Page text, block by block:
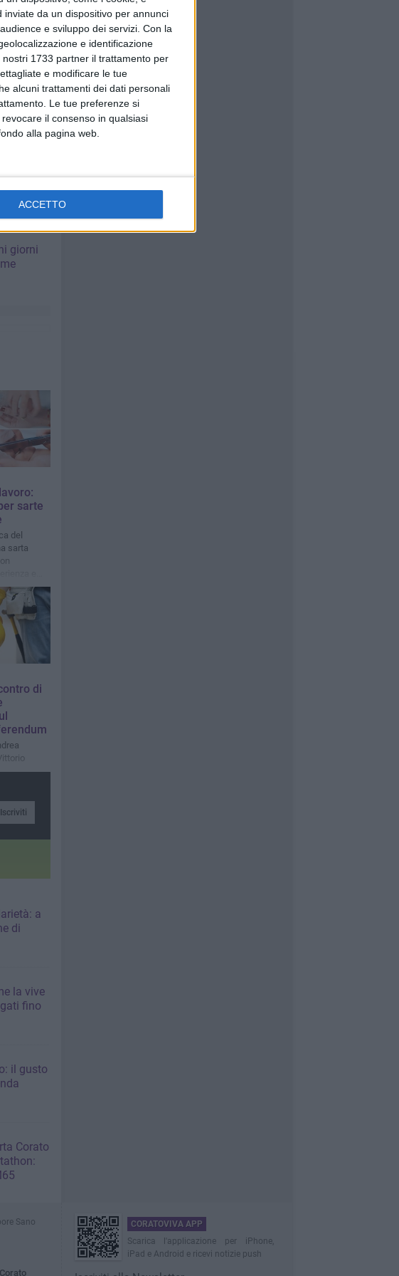
da un dispositivo per annunci
e sviluppo dei servizi. Con la
e identificazione
1733 partner il trattamento per
e modificare le tue
alcuni trattamenti dei dati personali
Le tue preferenze si
il consenso in qualsiasi
alla pagina web.
ACCETTO
del
in
giorni
sarte
del
sarta
di
Iscriviti
a
di
la vive
fino
il gusto
Corato
Sano
CORATOVIVA APP
Scarica l'applicazione per iPhone,
iPad e Android e ricevi notizie push